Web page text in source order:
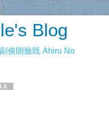
Blog
俊朗臉既 Ahiru No